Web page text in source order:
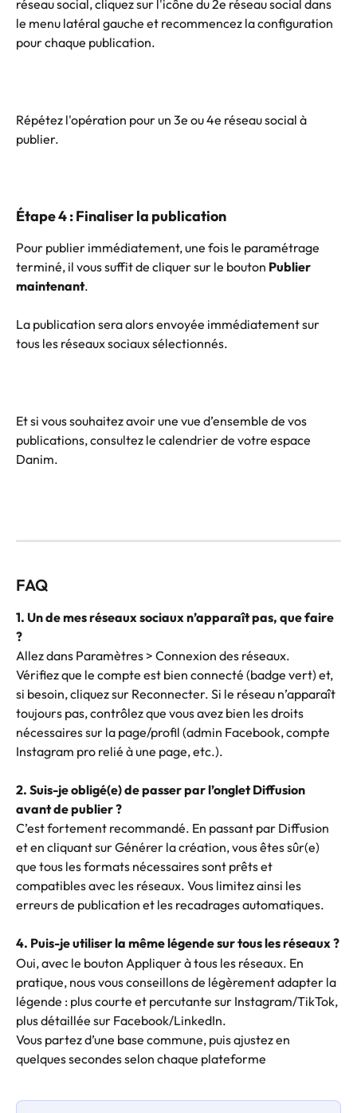
réseau social, cliquez sur l'icône du 2e réseau social dans
le menu latéral gauche et recommencez la configuration
pour chaque publication.
Répétez l'opération pour un 3e ou 4e réseau social à
publier.
Étape 4 : Finaliser la publication
Pour publier immédiatement, une fois le paramétrage
terminé, il vous suffit de cliquer sur le bouton Publier
maintenant.
La publication sera alors envoyée immédiatement sur
tous les réseaux sociaux sélectionnés.
Et si vous souhaitez avoir une vue d’ensemble de vos
publications, consultez le calendrier de votre espace
Danim.
FAQ
1. Un de mes réseaux sociaux n’apparaît pas, que faire
?
Allez dans Paramètres > Connexion des réseaux.
Vérifiez que le compte est bien connecté (badge vert) et,
si besoin, cliquez sur Reconnecter. Si le réseau n’apparaît
toujours pas, contrôlez que vous avez bien les droits
nécessaires sur la page/profil (admin Facebook, compte
Instagram pro relié à une page, etc.).
2. Suis-je obligé(e) de passer par l’onglet Diffusion
avant de publier ?
C’est fortement recommandé. En passant par Diffusion
et en cliquant sur Générer la création, vous êtes sûr(e)
que tous les formats nécessaires sont prêts et
compatibles avec les réseaux. Vous limitez ainsi les
erreurs de publication et les recadrages automatiques.
4. Puis-je utiliser la même légende sur tous les réseaux ?
Oui, avec le bouton Appliquer à tous les réseaux. En
pratique, nous vous conseillons de légèrement adapter la
légende : plus courte et percutante sur Instagram/TikTok,
plus détaillée sur Facebook/LinkedIn.
Vous partez d’une base commune, puis ajustez en
quelques secondes selon chaque plateforme